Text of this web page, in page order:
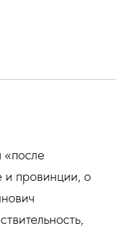
«после
и провинции, о